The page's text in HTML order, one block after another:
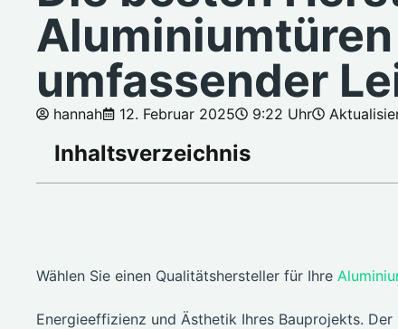
umfassender
hannah 12. Februar 2025 9:22 Uhr
Inhaltsverzeichnis
Wählen Sie einen Qualitätshersteller für Ihre
Energieeffizienz und Ästhetik Ihres Bauprojekts.